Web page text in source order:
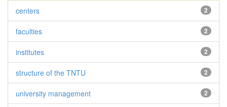
2
centers
2
faculties
2
institutes
2
structure of the TNTU
2
university management